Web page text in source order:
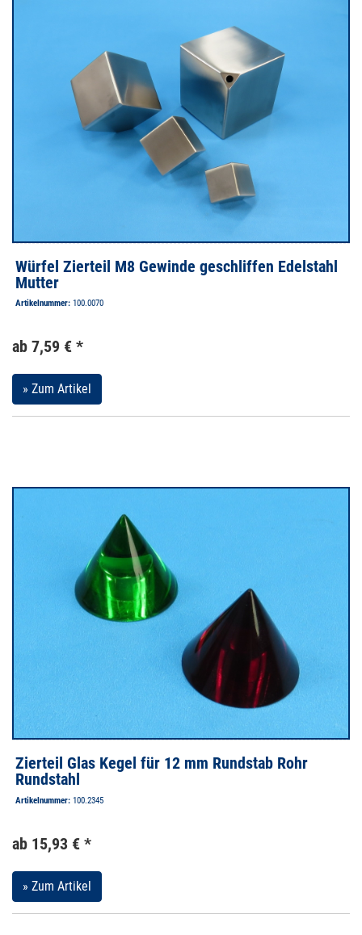
Würfel Zierteil M8 Gewinde geschliffen Edelstahl
Mutter
Artikelnummer: 100.0070
ab 7,59 € *
» Zum Artikel
Zierteil Glas Kegel für 12 mm Rundstab Rohr
Rundstahl
Artikelnummer: 100.2345
ab 15,93 € *
» Zum Artikel